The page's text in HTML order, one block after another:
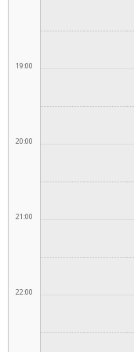
19:00
20:00
21:00
22:00